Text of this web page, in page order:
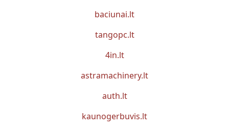
baciunai.lt
tangopc.lt
4in.lt
astramachinery.lt
auth.lt
kaunogerbuvis.lt